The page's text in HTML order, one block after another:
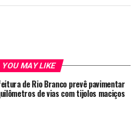
YOU MAY LIKE
de Rio Branco prevê pavimentar
de vias com tijolos maciços